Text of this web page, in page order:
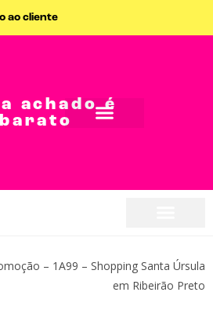
ao cliente
achado é
– 1A99 – Shopping Santa Úrsula
em Ribeirão Preto